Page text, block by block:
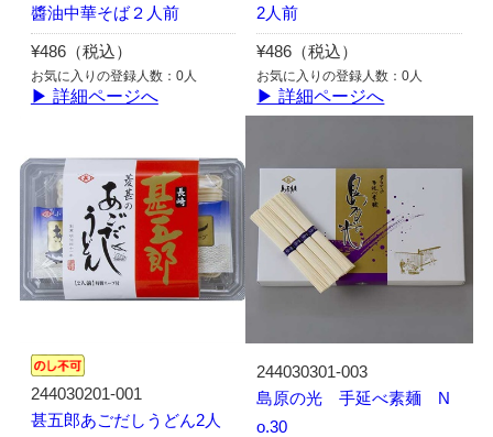
醬油中華そば２人前
¥486（税込）
お気に入りの登録人数：0人
▶ 詳細ページへ
2人前
¥486（税込）
お気に入りの登録人数：0人
▶ 詳細ページへ
244030201-001
甚五郎あごだしうどん2人
244030301-003
島原の光 手延べ素麺 N
o.30